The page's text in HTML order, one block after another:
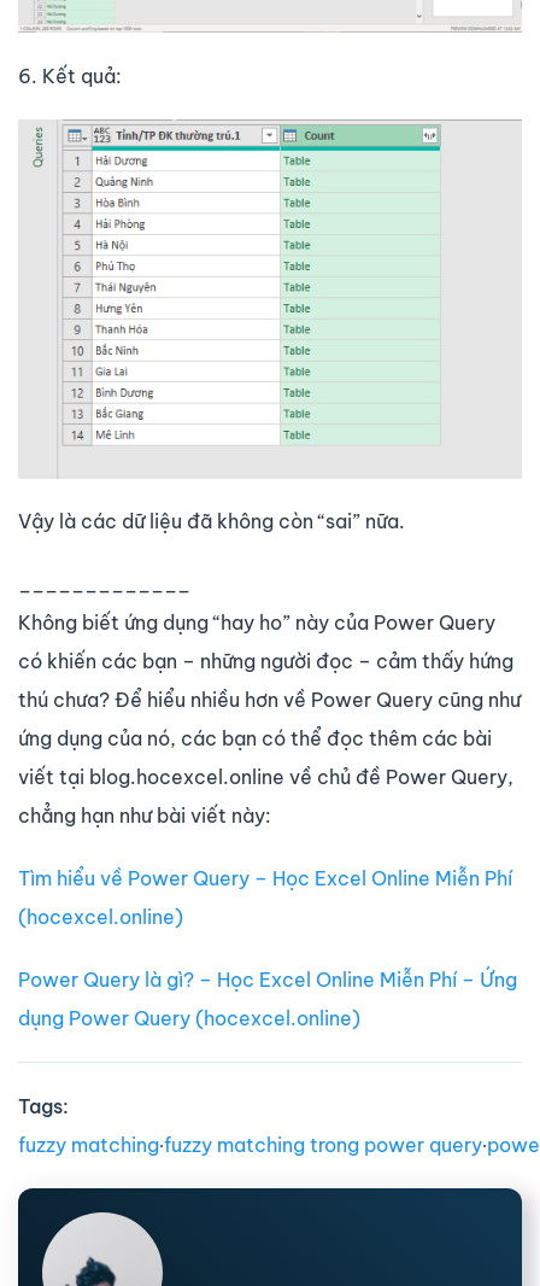
6. Kết quả:
Vậy là các dữ liệu đã không còn “sai” nữa.
Không biết ứng dụng “hay ho” này của Power Query
có khiến các bạn – những người đọc – cảm thấy hứng
thú chưa? Để hiểu nhiều hơn về Power Query cũng như
ứng dụng của nó, các bạn có thể đọc thêm các bài
viết tại blog.hocexcel.online về chủ đề Power Query,
chẳng hạn như bài viết này:
Tìm hiểu về Power Query – Học Excel Online Miễn Phí
(hocexcel.online)
Power Query là gì? – Học Excel Online Miễn Phí – Ứng
dụng Power Query (hocexcel.online)
Tags:
fuzzy matching∙fuzzy matching trong power query∙